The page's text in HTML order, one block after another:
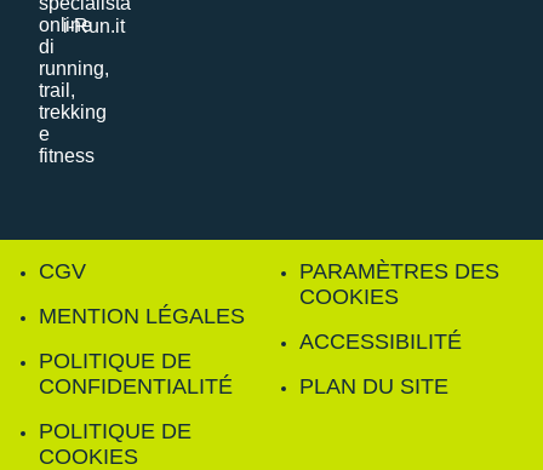
i-Run.it
CGV
MENTION LÉGALES
POLITIQUE DE
CONFIDENTIALITÉ
POLITIQUE DE
COOKIES
PARAMÈTRES DES
COOKIES
ACCESSIBILITÉ
PLAN DU SITE